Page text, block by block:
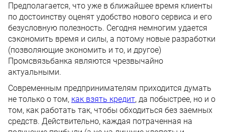
Предполагается, что уже в ближайшее время клиенты
по достоинству оценят удобство нового сервиса и его
безусловную полезность. Сегодня немногим удается
сэкономить время и силы, а потому новые разработки
(позволяющие экономить и то, и другое)
Промсвязьбанка являются чрезвычайно
актуальными.
Современным предпринимателям приходится думать
не только о том, как взять кредит, да побыстрее, но и о
том, как работать так, чтобы обходиться без заемных
средств. Действительно, каждая потраченная на